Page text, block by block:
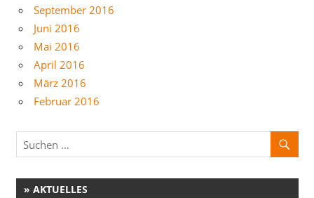
September 2016
Juni 2016
Mai 2016
April 2016
März 2016
Februar 2016
» AKTUELLES